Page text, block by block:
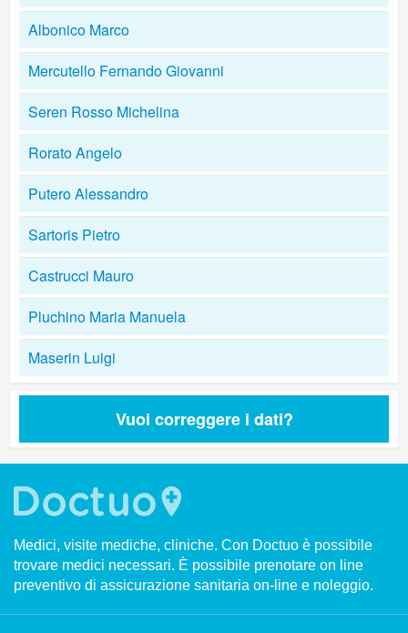
Albonico Marco
Mercutello Fernando Giovanni
Seren Rosso Michelina
Rorato Angelo
Putero Alessandro
Sartoris Pietro
Castrucci Mauro
Pluchino Maria Manuela
Maserin Luigi
Vuoi correggere i dati?
Medici, visite mediche, cliniche. Con Doctuo è possibile
trovare medici necessari. È possibile prenotare on line
preventivo di assicurazione sanitaria on-line e noleggio.